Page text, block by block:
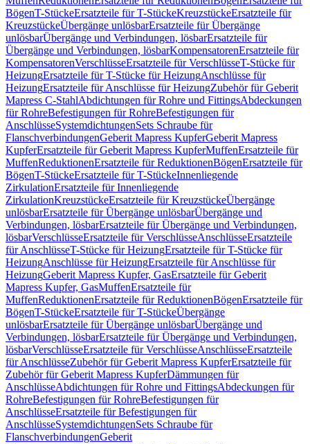
BögenT-StückeErsatzteile für T-StückeKreuzstückeErsatzteile für
KreuzstückeÜbergänge unlösbarErsatzteile für Übergänge
unlösbarÜbergänge und Verbindungen, lösbarErsatzteile für
Übergänge und Verbindungen, lösbarKompensatorenErsatzteile für
KompensatorenVerschlüsseErsatzteile für VerschlüsseT-Stücke für
HeizungErsatzteile für T-Stücke für HeizungAnschlüsse für
HeizungErsatzteile für Anschlüsse für HeizungZubehör für Geberit
Mapress C-StahlAbdichtungen für Rohre und FittingsAbdeckungen
für RohreBefestigungen für RohreBefestigungen für
AnschlüsseSystemdichtungenSets Schraube für
FlanschverbindungenGeberit Mapress KupferGeberit Mapress
KupferErsatzteile für Geberit Mapress KupferMuffenErsatzteile für
MuffenReduktionenErsatzteile für ReduktionenBögenErsatzteile für
BögenT-StückeErsatzteile für T-StückeInnenliegende
ZirkulationErsatzteile für Innenliegende
ZirkulationKreuzstückeErsatzteile für KreuzstückeÜbergänge
unlösbarErsatzteile für Übergänge unlösbarÜbergänge und
Verbindungen, lösbarErsatzteile für Übergänge und Verbindungen,
lösbarVerschlüsseErsatzteile für VerschlüsseAnschlüsseErsatzteile
für AnschlüsseT-Stücke für HeizungErsatzteile für T-Stücke für
HeizungAnschlüsse für HeizungErsatzteile für Anschlüsse für
HeizungGeberit Mapress Kupfer, GasErsatzteile für Geberit
Mapress Kupfer, GasMuffenErsatzteile für
MuffenReduktionenErsatzteile für ReduktionenBögenErsatzteile für
BögenT-StückeErsatzteile für T-StückeÜbergänge
unlösbarErsatzteile für Übergänge unlösbarÜbergänge und
Verbindungen, lösbarErsatzteile für Übergänge und Verbindungen,
lösbarVerschlüsseErsatzteile für VerschlüsseAnschlüsseErsatzteile
für AnschlüsseZubehör für Geberit Mapress KupferErsatzteile für
Zubehör für Geberit Mapress KupferDämmungen für
AnschlüsseAbdichtungen für Rohre und FittingsAbdeckungen für
RohreBefestigungen für RohreBefestigungen für
AnschlüsseErsatzteile für Befestigungen für
AnschlüsseSystemdichtungenSets Schraube für
FlanschverbindungenGeberit